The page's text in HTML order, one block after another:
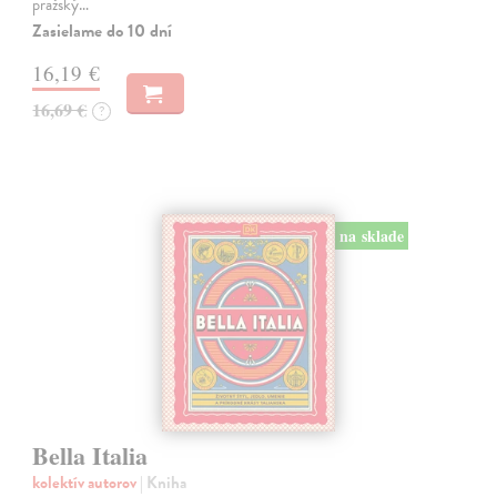
pražský…
Zasielame do 10 dní
16,19 €
16,69 € ?
na sklade
Bella Italia
kolektív autorov| Kniha